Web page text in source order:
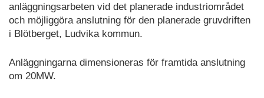
anläggningsarbeten vid det planerade industriområdet
och möjliggöra anslutning för den planerade gruvdriften
i Blötberget, Ludvika kommun.
Anläggningarna dimensioneras för framtida anslutning
om 20MW.